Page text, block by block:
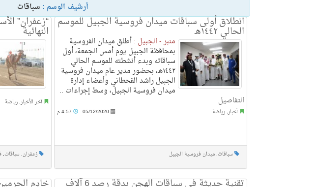
أرشيف الوسم : سباقات
“زعفران”
النهائية
آخر الأخبار,رياضة
زعفران, سباقات,
انطلاق أولى سباقات ميدان فروسية الجبيل للموسم
الحالي ١٤٤٢هـ
منبر - الجبيل :أطلق ميدان الفروسية
بمحافظة الجبيل يوم أمس الجمعة، أول
سباقاته وبدء أنشطته للموسم الحالي
١٤٤٢هـ، بحضور مدير عام ميدان فروسية
الجبيل راشد القحطاني وأعضاء إدارة
ميدان فروسية الجبيل، وسط إجراءات ..
التفاصيل
أخبار,رياضة 05/12/2020
سباقات,ميدان فروسية الجبيل